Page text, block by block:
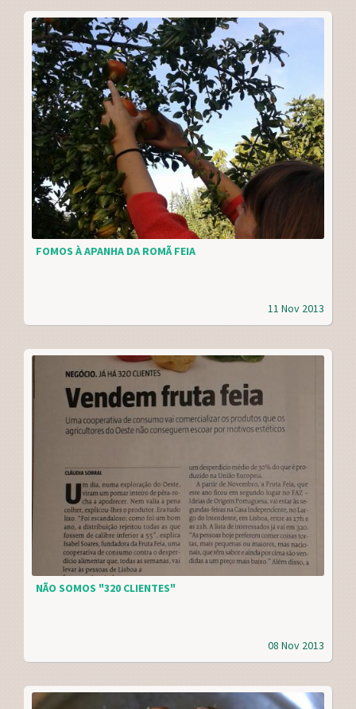
11 Nov 2013
FOMOS À APANHA DA ROMÃ FEIA
08 Nov 2013
NÃO SOMOS "320 CLIENTES"